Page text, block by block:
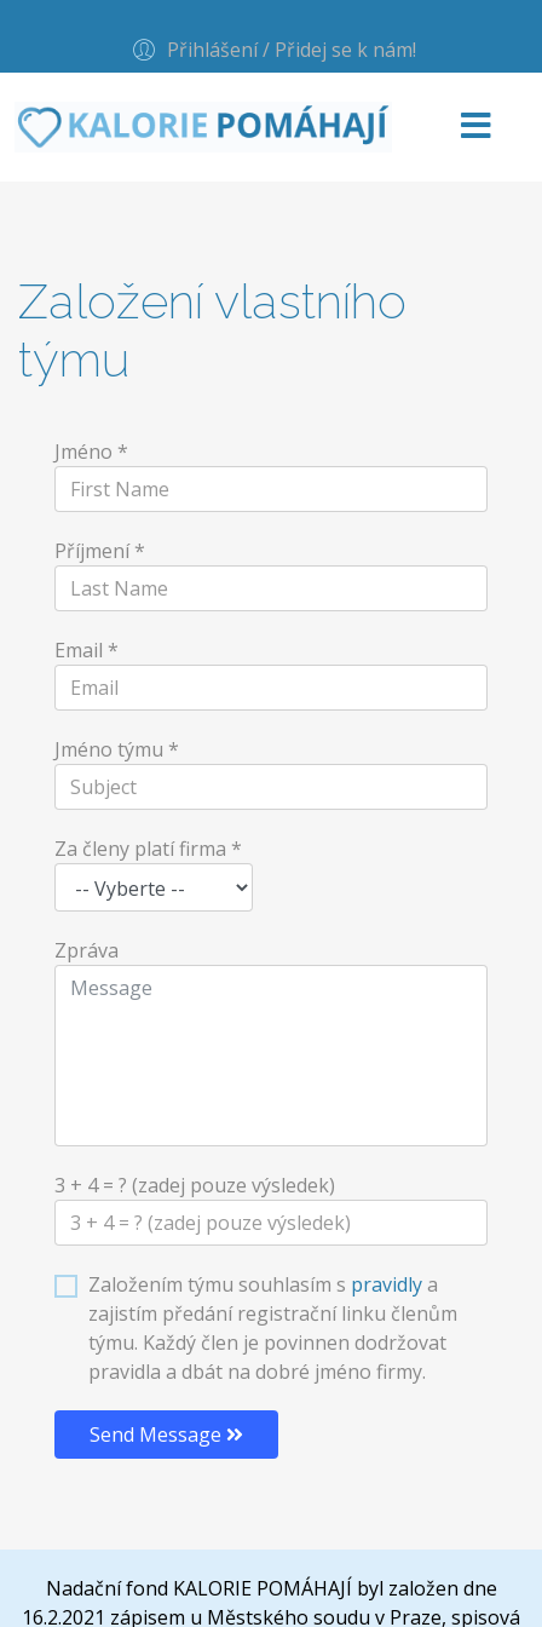
Přihlášení / Přidej se k nám!
Založení vlastního
týmu
Jméno *
Příjmení*
Email *
Jméno týmu *
Za členy platí firma *
Zpráva
3 + 4 = ? (zadej pouze výsledek)
Založením týmu souhlasím s pravidlya
zajistím předání registrační linku členům
týmu. Každý člen je povinnen dodržovat
pravidla a dbát na dobré jméno firmy.
Send Message
Nadační fond KALORIE POMÁHAJÍ byl založen dne
16.2.2021 zápisem u Městského soudu v Praze, spisová